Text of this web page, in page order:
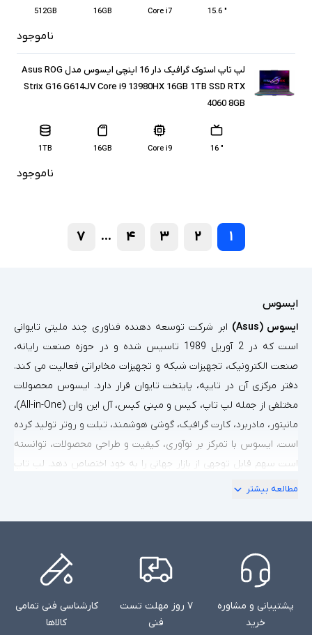
" 15.6
Core i7
16GB
512GB
ناموجود
لپ تاپ استوک گرافیک دار 16 اینچی ایسوس مدل Asus ROG
Strix G16 G614JV Core i9 13980HX 16GB 1TB SSD RTX
4060 8GB
" 16
Core i9
16GB
1TB
ناموجود
۱ ۲ ۳ ۴ ... ۷
ایسوس
ایسوس (Asus)
ابر شرکت توسعه دهنده فناوری چند ملیتی تایوانی
است که در 2 آوریل 1989 تاسیس شده و در حوزه صنعت رایانه،
صنعت الکترونیک، تجهیزات شبکه و تجهیزات مخابراتی فعالیت می کند.
دفتر مرکزی آن در تایپه، پایتخت تایوان قرار دارد. ایسوس محصولات
مختلفی از جمله لپ تاپ، کیس و مینی کیس،‌ آل این وان (All-in-One)،
مانیتور، مادربرد، کارت گرافیک، گوشی هوشمند، تبلت و روتر تولید کرده
است. ایسوس با تمرکز بر نوآوری، کیفیت و طراحی محصولات، توانسته
است سهم قابل توجهی از بازار جهانی را به خود اختصاص دهد. لپ‌ تاپ
‌های ایسوس به دلیل طراحی زیبا، عملکرد عالی و قیمت مناسب، در بین
کشانده است. هر مدل از لپ ‌تاپ‌ های ایسوس ویژگی ‌ها و قابلیت ‌های
خاص خود را دارد برخی از مهمترین مدل های لپ ایسیوس عبارتند از:
سری ZenBook:
لپ ‌تاپ‌ های ZenBook از لپ تاپ های شاخص و
پرمیوم ایسوس محسوب می شوند. این لپ‌ تاپ‌ ها با طراحی بسیار زیبا،
مطالعه بیشتر
پشتیبانی و مشاوره
خرید
۷ روز مهلت تست
فنی
کارشناسی فنی تمامی
کالاها